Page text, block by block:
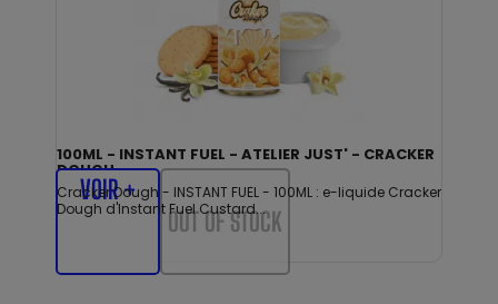
100ML - INSTANT FUEL - ATELIER JUST' - CRACKER
DOUGH
Cracker Dough - INSTANT FUEL - 100ML : e-liquide Cracker
Dough d'Instant Fuel Custard...
VOIR +
OUT OF STOCK